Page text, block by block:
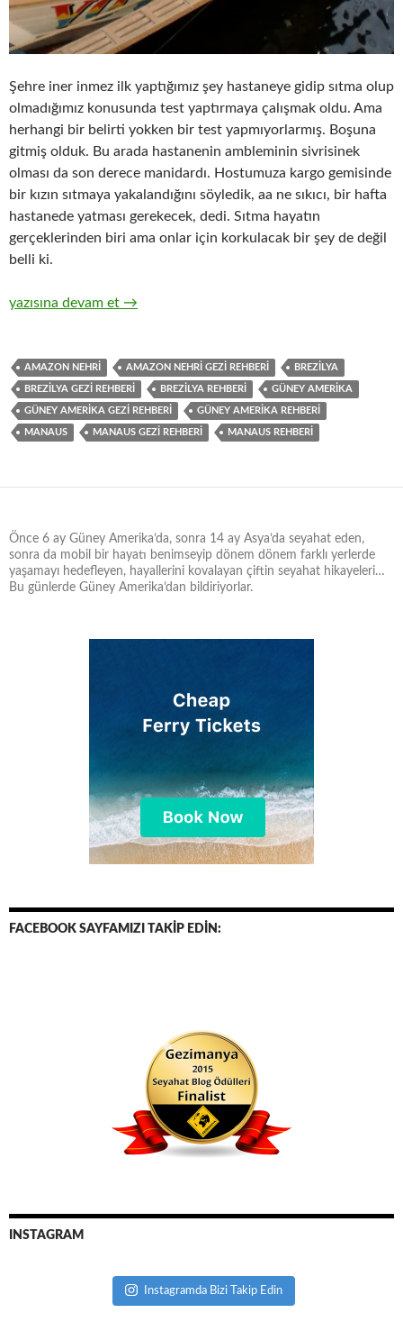
Şehre iner inmez ilk yaptığımız şey hastaneye gidip sıtma olup
olmadığımız konusunda test yaptırmaya çalışmak oldu. Ama
herhangi bir belirti yokken bir test yapmıyorlarmış. Boşuna
gitmiş olduk. Bu arada hastanenin ambleminin sivrisinek
olması da son derece manidardı. Hostumuza kargo gemisinde
bir kızın sıtmaya yakalandığını söyledik, aa ne sıkıcı, bir hafta
hastanede yatması gerekecek, dedi. Sıtma hayatın
gerçeklerinden biri ama onlar için korkulacak bir şey de değil
belli ki.
MANAUS: AMAZONLAR’DA DEV BİR ŞEHİR
yazısına devam et →
AMAZON NEHRİ AMAZON NEHRİ GEZİ REHBERİ BREZİLYA
BREZİLYA GEZİ REHBERİ BREZİLYA REHBERİ GÜNEY AMERİKA
GÜNEY AMERİKA GEZİ REHBERİ GÜNEY AMERİKA REHBERİ
MANAUS MANAUS GEZİ REHBERİ MANAUS REHBERİ
Önce 6 ay Güney Amerika’da, sonra 14 ay Asya’da seyahat eden,
sonra da mobil bir hayatı benimseyip dönem dönem farklı yerlerde
yaşamayı hedefleyen, hayallerini kovalayan çiftin seyahat hikayeleri…
Bu günlerde Güney Amerika’dan bildiriyorlar.
FACEBOOK SAYFAMIZI TAKİP EDİN:
INSTAGRAM
Instagramda Bizi Takip Edin